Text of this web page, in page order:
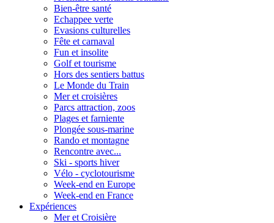
Bien-être santé
Echappee verte
Evasions culturelles
Fête et carnaval
Fun et insolite
Golf et tourisme
Hors des sentiers battus
Le Monde du Train
Mer et croisières
Parcs attraction, zoos
Plages et farniente
Plongée sous-marine
Rando et montagne
Rencontre avec...
Ski - sports hiver
Vélo - cyclotourisme
Week-end en Europe
Week-end en France
Expériences
Mer et Croisière